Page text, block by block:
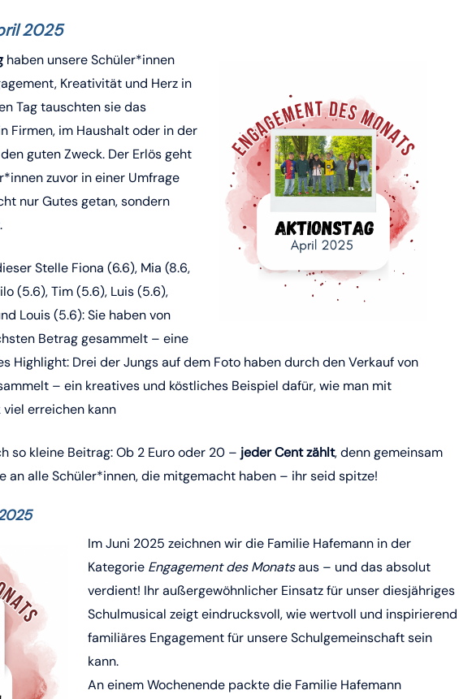
2025
haben unsere Schüler*innen
Kreativität und Herz in
Tag tauschten sie das
Firmen, im Haushalt oder in der
guten Zweck. Der Erlös geht
zuvor in einer Umfrage
nur Gutes getan, sondern
Stelle Fiona (6.6), Mia (8.6,
(5.6), Tim (5.6), Luis (5.6),
Louis (5.6): Sie haben von
Betrag gesammelt – eine
Highlight: Drei der Jungs auf dem Foto haben durch den Verkauf von
– ein kreatives und köstliches Beispiel dafür, wie man mit
erreichen kann
so kleine Beitrag: Ob 2 Euro oder 20 – jeder Cent zählt, denn gemeinsam
an alle Schüler*innen, die mitgemacht haben – ihr seid spitze!
Im Juni 2025 zeichnen wir die Familie Hafemann in der
Kategorie Engagement des Monatsaus – und das absolut
verdient! Ihr außergewöhnlicher Einsatz für unser diesjähriges
Schulmusical zeigt eindrucksvoll, wie wertvoll und inspirierend
familiäres Engagement für unsere Schulgemeinschaft sein
kann.
An einem Wochenende packte die Familie Hafemann